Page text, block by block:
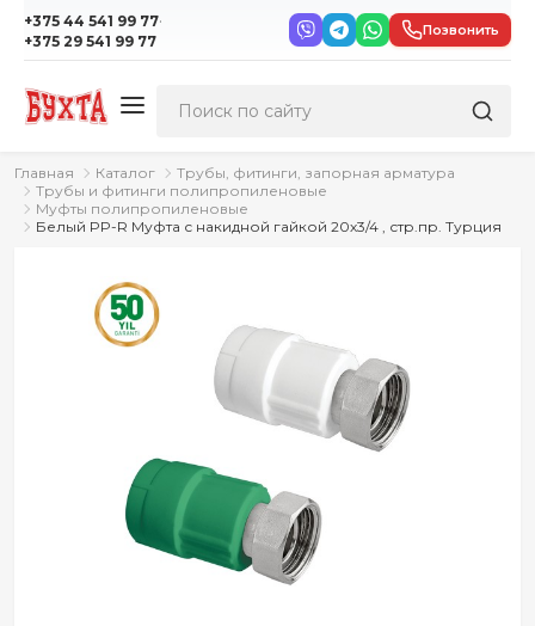
+375 44 541 99 77·
+375 29 541 99 77
Позвонить
Главная Каталог
Трубы, фитинги, запорная арматура
Трубы и фитинги полипропиленовые
Муфты полипропиленовые
Белый PP-R Муфта с накидной гайкой 20х3/4 , стр.пр. Турция